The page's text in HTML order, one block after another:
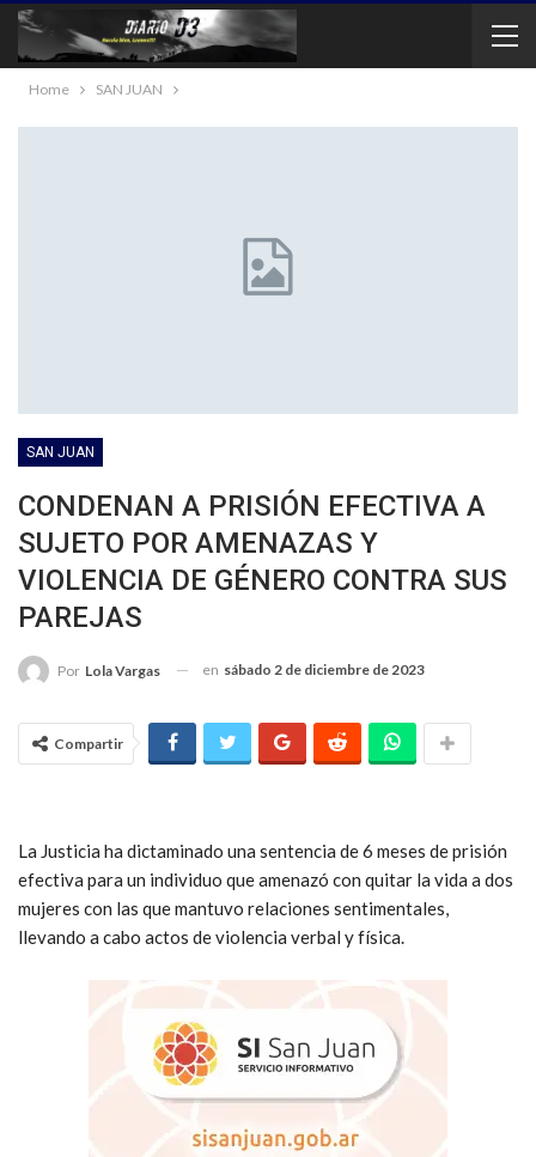
Home SAN JUAN
SAN JUAN
CONDENAN A PRISIÓN EFECTIVA A
SUJETO POR AMENAZAS Y
VIOLENCIA DE GÉNERO CONTRA SUS
PAREJAS
Por Lola Vargas en sábado 2 de diciembre de 2023
Compartir
La Justicia ha dictaminado una sentencia de 6 meses de prisión
efectiva para un individuo que amenazó con quitar la vida a dos
mujeres con las que mantuvo relaciones sentimentales,
llevando a cabo actos de violencia verbal y física.